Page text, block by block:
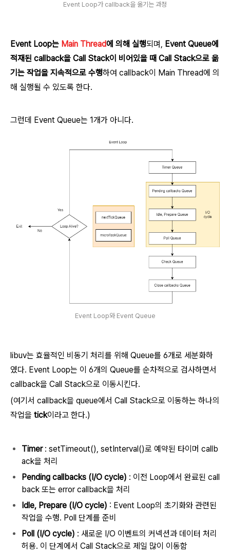
Event Loop가 callback을 옮기는 과정
Event Loop는 Main Thread에 의해 실행되며, Event Queue에
적재된 callback을 Call Stack이 비어있을 때 Call Stack으로 옮
기는 작업을 지속적으로 수행하여 callback이 Main Thread에 의
해 실행될 수 있도록 한다.
그런데 Event Queue는 1개가 아니다.
Event Loop와 Event Queue
libuv는 효율적인 비동기 처리를 위해 Queue를 6개로 세분화하
였다. Event Loop는 이 6개의 Queue를 순차적으로 검사하면서
callback을 Call Stack으로 이동시킨다.
(여기서 callback을 queue에서 Call Stack으로 이동하는 하나의
작업을 tick이라고 한다.)
Timer: setTimeout(), setInterval()로 예약된 타이머 callb
ack을 처리
Pending callbacks (I/O cycle) : 이전 Loop에서 완료된 call
back 또는 error callback을 처리
Idle, Prepare (I/O cycle) : Event Loop의 초기화와 관련된
작업을 수행. Poll 단계를 준비
Poll (I/O cycle) : 새로운 I/O 이벤트의 커넥션과 데이터 처리
허용. 이 단계에서 Call Stack으로 제일 많이 이동함